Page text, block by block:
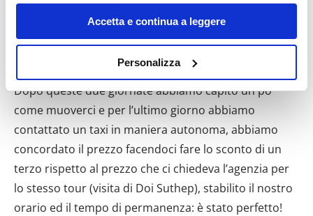
sull'icona di attivazione della privacy.
raccogliere informazioni sulla tua posizione
geografica, con un'approssimazione di qualche
attivamente alla ricerca di caratteristiche specifiche
(impronte digitali).
Approfondisci come vengono elaborati i tuoi dati personali
e imposta le tue preferenze nellasezione dettagli. Puoi
modificare o ritirare il tuo consenso in qualsiasi momento
Accetta e continua a leggere
Personalizza